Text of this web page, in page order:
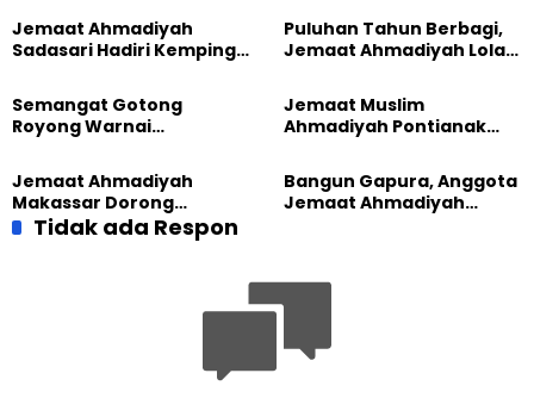
Jemaat Ahmadiyah
Sadasari Hadiri Kemping
Puluhan Tahun Berbagi,
Jemaat Ahmadiyah Lolak
Sembako kepada Warga
Semangat Gotong
Royong Warnai
Masjid di Jemaat
Ahmadiyah Sukapura
Jemaat Muslim
Ahmadiyah Pontianak
Jemaat Ahmadiyah
Makassar Dorong
Kesadaran Lingkungan
Lewat Edukasi Ekoteologi
Bangun Gapura, Anggota
Jemaat Ahmadiyah
Tidak ada Respon